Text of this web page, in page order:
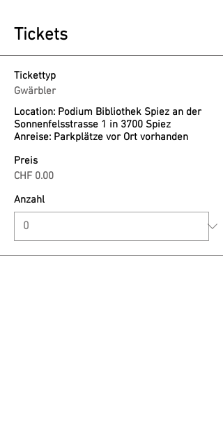
Tickets
Tickettyp
Gwärbler
Location: Podium Bibliothek Spiez an der
Sonnenfelsstrasse 1 in 3700 Spiez
Anreise: Parkplätze vor Ort vorhanden
Preis
CHF 0.00
Anzahl